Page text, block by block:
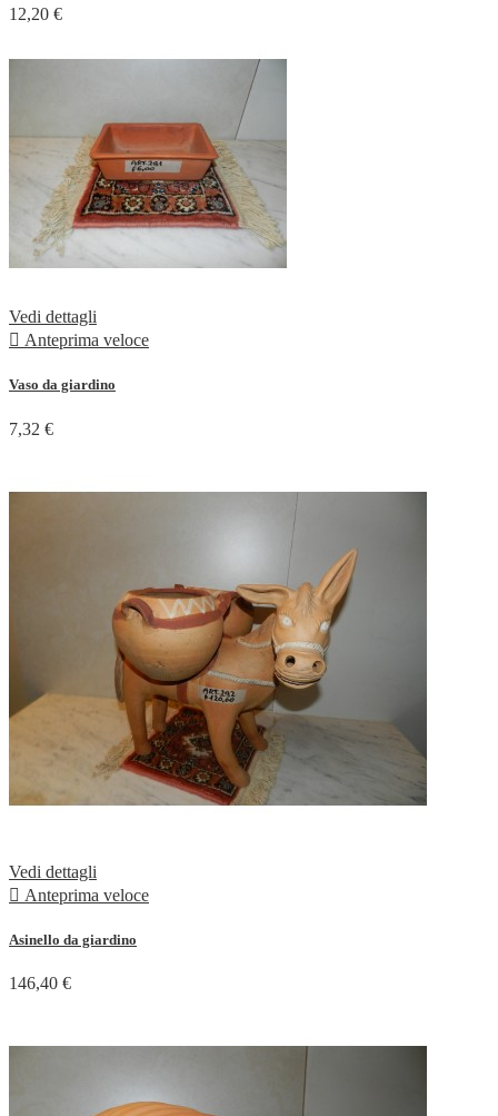
12,20 €
Vedi dettagli
 Anteprima veloce
Vaso da giardino
7,32 €
Vedi dettagli
 Anteprima veloce
Asinello da giardino
146,40 €